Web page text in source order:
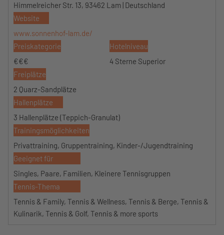
Himmelreicher Str. 13, 93462 Lam | Deutschland
Website
www.sonnenhof-lam.de/
Preiskategorie
€€€
Hotelniveau
4 Sterne Superior
Freiplätze
2 Quarz-Sandplätze
Hallenplätze
3 Hallenplätze (Teppich-Granulat)
Trainingsmöglichkeiten
Privattraining, Gruppentraining, Kinder-/Jugendtraining
Geeignet für
Singles, Paare, Familien, Kleinere Tennisgruppen
Tennis-Thema
Tennis & Family, Tennis & Wellness, Tennis & Berge, Tennis &
Kulinarik, Tennis & Golf, Tennis & more sports